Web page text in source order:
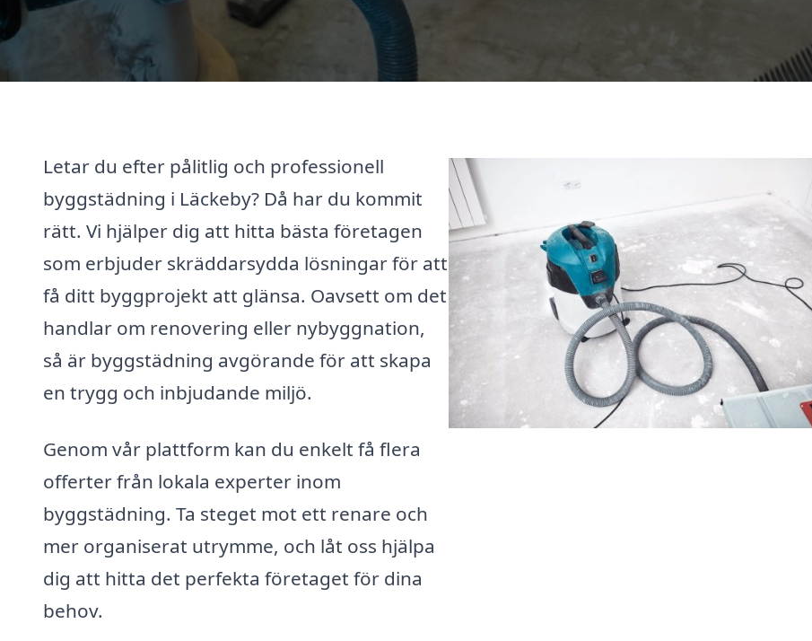
Letar du efter pålitlig och professionell
byggstädning i Läckeby? Då har du kommit
rätt. Vi hjälper dig att hitta bästa företagen
som erbjuder skräddarsydda lösningar för att
få ditt byggprojekt att glänsa. Oavsett om det
handlar om renovering eller nybyggnation,
så är byggstädning avgörande för att skapa
en trygg och inbjudande miljö.
Genom vår plattform kan du enkelt få flera
offerter från lokala experter inom
byggstädning. Ta steget mot ett renare och
mer organiserat utrymme, och låt oss hjälpa
dig att hitta det perfekta företaget för dina
behov.